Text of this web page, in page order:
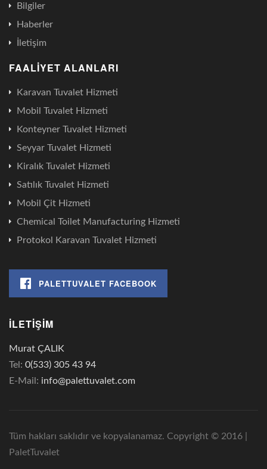
Bilgiler
Haberler
İletişim
FAALIYET ALANLARI
Karavan Tuvalet Hizmeti
Mobil Tuvalet Hizmeti
Konteyner Tuvalet Hizmeti
Seyyar Tuvalet Hizmeti
Kiralık Tuvalet Hizmeti
Satılık Tuvalet Hizmeti
Mobil Çit Hizmeti
Chemical Toilet Manufacturing Hizmeti
Protokol Karavan Tuvalet Hizmeti
PALETTUVALET FACEBOOK
İLETIŞIM
Murat ÇALIK
Tel: 0(533) 305 43 94
E-Mail: info@palettuvalet.com
Tüm hakları saklıdır ve kopyalanamaz. Copyright © 2016 |
PaletTuvalet